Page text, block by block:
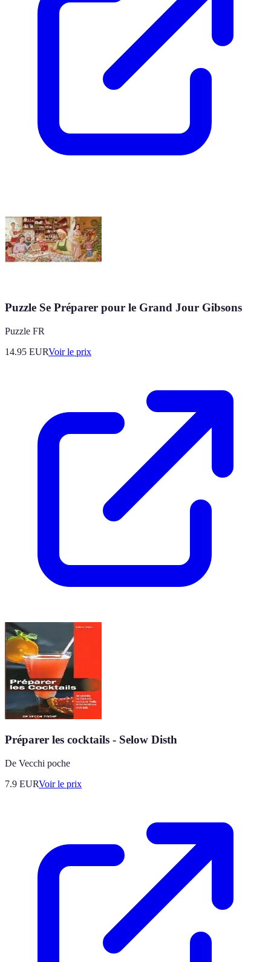
Puzzle Se Préparer pour le Grand Jour Gibsons
Puzzle FR
14.95 EURVoir le prix
Préparer les cocktails - Selow Disth
De Vecchi poche
7.9 EURVoir le prix